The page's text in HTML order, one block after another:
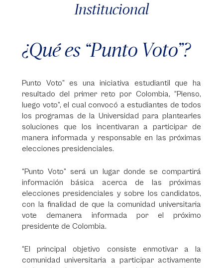
Institucional
¿Qué es “Punto Voto”?
Punto Voto” es una iniciativa estudiantil que ha
resultado del primer reto por Colombia, “Pienso,
luego voto”, el cual convocó a estudiantes de todos
los programas de la Universidad para plantearles
soluciones que los incentivaran a participar de
manera informada y responsable en las próximas
elecciones presidenciales.
“Punto Voto” será un lugar donde se compartirá
información básica acerca de las próximas
elecciones presidenciales y sobre los candidatos,
con la finalidad de que la comunidad universitaria
vote demanera informada por el próximo
presidente de Colombia.
“El principal objetivo consiste enmotivar a la
comunidad universitaria a participar activamente